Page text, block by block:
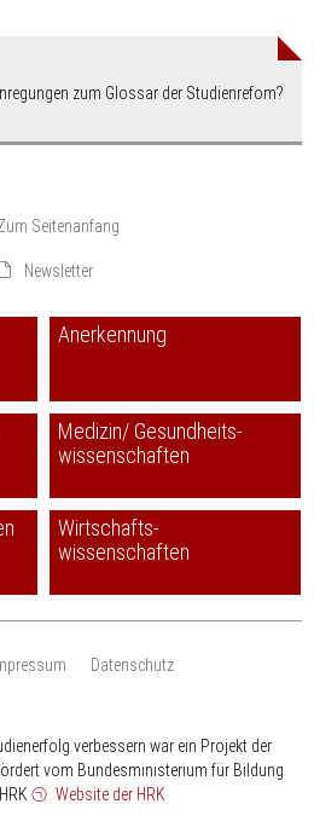
zum Glossar der Studienrefom?
Seitenanfang
Newsletter
Anerkennung
Medizin/ Gesundheits-
wissenschaften
Wirtschafts-
wissenschaften
Datenschutz
verbessern war ein Projekt der
vom Bundesministerium für Bildung
Website der HRK